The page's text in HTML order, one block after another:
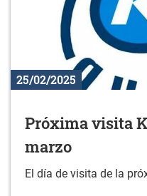
25/02/2025
Próxima visita
marzo
El día de visita de la